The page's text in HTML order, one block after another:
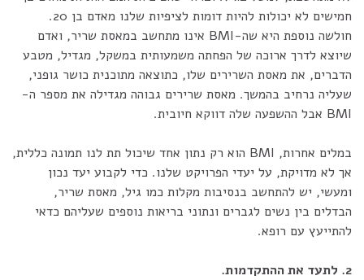
חמישים לא יכולות להיות דומות לציפיות שלנו מאדם בן 20.
חולשה נוספת היא שה-BMI אינו מתחשב במאסת שריר, ואדם
שיוצא לדרך ארוכה של הפחתה משמעותית במשקל, מגדיל, מטבע
הדברים, את מאסת השרירים שלו, כתוצאה מתוכנית כושר גופני,
שעליה נרחיב בהמשך. מאסת שרירים גבוהה מגדילה את מספר ה-
BMI אבל ההשפעה שלה דווקא חיובית.
במלים אחרות, BMI הוא רק נתון אחד שיכול תת לנו תמונה כללית,
אך לא מדויקת, על יעדי הפרויקט שלנו. כדי לקבוע יעד נכון
ומעשי, יש להתחשב בנסיבות מקלות כמו גיל, מאסת שריר,
הבדלים בין נשים לגברים ונתוני בריאות נוספים שעליהם כדאי
להתייעץ עם רופא.
2. לתעד את ההתקדמות.